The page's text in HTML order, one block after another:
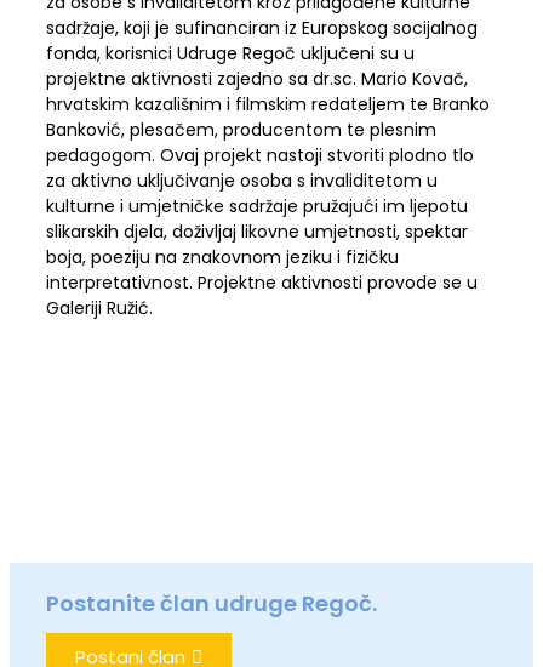
sadržaje, koji je sufinanciran iz Europskog socijalnog
fonda, korisnici Udruge Regoč uključeni su u
projektne aktivnosti zajedno sa dr.sc. Mario Kovač,
hrvatskim kazališnim i filmskim redateljem te Branko
Banković, plesačem, producentom te plesnim
pedagogom. Ovaj projekt nastoji stvoriti plodno tlo
za aktivno uključivanje osoba s invaliditetom u
kulturne i umjetničke sadržaje pružajući im ljepotu
slikarskih djela, doživljaj likovne umjetnosti, spektar
boja, poeziju na znakovnom jeziku i fizičku
interpretativnost. Projektne aktivnosti provode se u
Galeriji Ružić.
Postanite član udruge Regoč.
Postani član